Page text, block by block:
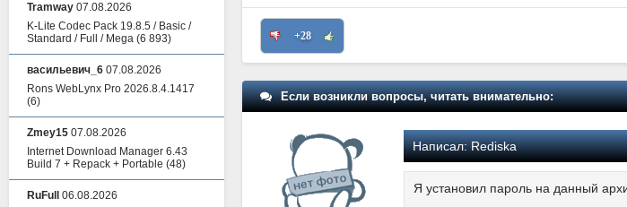
+28
Если возникли вопросы, читать внимательно:
Написал:Rediska
Я установил пароль на данный
Tramway 07.08.2026
K-Lite Codec Pack 19.8.5 / Basic /
Standard / Full / Mega (6 893)
васильевич_6 07.08.2026
Rons WebLynx Pro 2026.8.4.1417
(6)
Zmey15 07.08.2026
Internet Download Manager 6.43
Build 7 + Repack + Portable (48)
RuFull
06.08.2026